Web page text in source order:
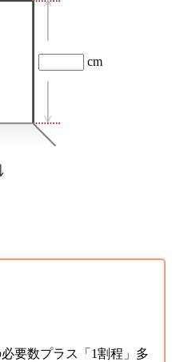
cm
要数プラス「1割程」多